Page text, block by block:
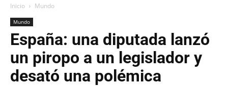
Inicio Mundo
Mundo
España: una diputada lanzó
un piropo a un legislador y
desató una polémica